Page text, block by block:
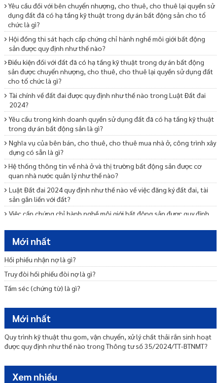
Yêu cầu đối với bên chuyển nhượng, cho thuê, cho thuê lại quyền sử
dụng đất đã có hạ tầng kỹ thuật trong dự án bất động sản cho tổ
chức là gì?
Hội đồng thi sát hạch cấp chứng chỉ hành nghề môi giới bất động
sản được quy định như thế nào?
Điều kiện đối với đất đã có hạ tầng kỹ thuật trong dự án bất động
sản được chuyển nhượng, cho thuê, cho thuê lại quyền sử dụng đất
cho tổ chức là gì?
Tài chính về đất đai được quy định như thế nào trong Luật Đất đai
2024?
Yêu cầu trong kinh doanh quyền sử dụng đất đã có hạ tầng kỹ thuật
trong dự án bất động sản là gì?
Nghĩa vụ của bên bán, cho thuê, cho thuê mua nhà ở, công trình xây
dựng có sẵn là gì?
Hệ thống thông tin về nhà ở và thị trường bất động sản được cơ
quan nhà nước quản lý như thế nào?
Luật Đất đai 2024 quy định như thế nào về việc đăng ký đất đai, tài
sản gắn liền với đất?
Việc cấp chứng chỉ hành nghề môi giới bất động sản được quy định
Các quy định về phương thức tổ chức kỳ thi sát hạch và cấp chứng
chỉ hành nghề môi giới BĐS là gì?
Luật Nhà ở 2023 quy định như thế nào về mua bán nhà ở?
Luật Nhà ở 2023 quy định như thế nào về thuê nhà ở?
Kinh doanh bất động sản quy mô nhỏ là gì?
sản được chuyển nhượng cho cá nhân tự xây dựng nhà ở là gì?
Luật Đất đai 2024 quy định như thế nào về việc giao đất, cho thuê
đất, cho phép chuyển mục đích sử dụng đất?
Thủ tục thông báo nhà ở hình thành trong tương lai đủ điều kiện
Trình tự, thủ tục di dời chủ sở hữu, người sử dụng nhà chung cư
Mới nhất
Hối phiếu nhận nợ là gì?
Truy đòi hối phiếu đòi nợ là gì?
Tấm séc (chứng từ) là gì?
Mới nhất
Quy trình kỹ thuật thu gom, vận chuyển, xử lý chất thải rắn sinh hoạt
được quy định như thế nào trong Thông tư số 35/2024/TT-BTNMT?
Xem nhiều